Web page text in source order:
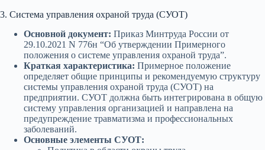
3. Система управления охраной труда (СУОТ)
Основной документ: Приказ Минтруда России от
29.10.2021 N 776н “Об утверждении Примерного
положения о системе управления охраной труда”.
Краткая характеристика: Примерное положение
определяет общие принципы и рекомендуемую структуру
системы управления охраной труда (СУОТ) на
предприятии. СУОТ должна быть интегрирована в общую
систему управления организацией и направлена на
предупреждение травматизма и профессиональных
заболеваний.
Основные элементы СУОТ: